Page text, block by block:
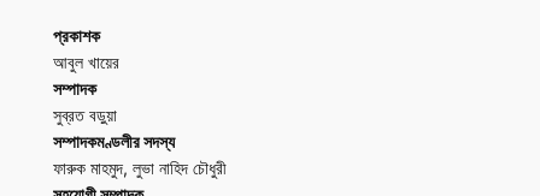
প্রকাশক
আবুল খায়ের
সম্পাদক
সুব্রত বড়ুয়া
সম্পাদকমণ্ডলীর সদস্য
ফারুক মাহমুদ, লুভা নাহিদ চৌধুরী